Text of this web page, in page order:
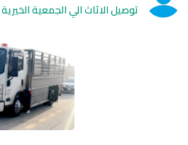
توصيل الاثاث الي الجمعية الخيرية بالرياض